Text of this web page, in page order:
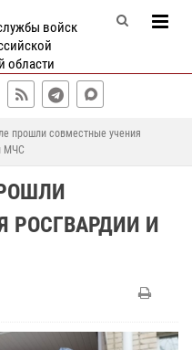
войск
области
прошли совместные учения
МЧС
РОСГВАРДИИ И